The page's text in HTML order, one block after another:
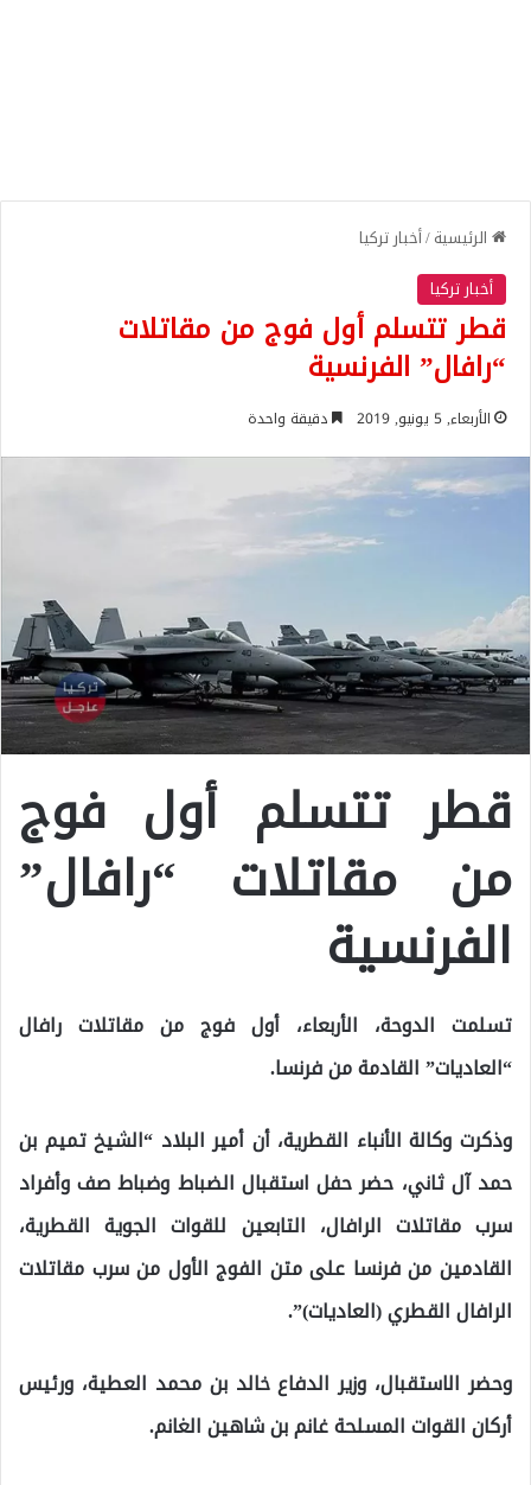
الرئيسية/أخبار تركيا
أخبار تركيا
قطر تتسلم أول فوج من مقاتلات
“رافال” الفرنسية
الأربعاء, 5 يونيو, 2019 دقيقة واحدة
قطر تتسلم أول فوج
من مقاتلات “رافال”
الفرنسية
تسلمت الدوحة، الأربعاء، أول فوج من مقاتلات رافال
“العاديات” القادمة من فرنسا.
وذكرت وكالة الأنباء القطرية، أن أمير البلاد “الشيخ تميم بن
حمد آل ثاني، حضر حفل استقبال الضباط وضباط صف وأفراد
سرب مقاتلات الرافال، التابعين للقوات الجوية القطرية،
القادمين من فرنسا على متن الفوج الأول من سرب مقاتلات
الرافال القطري (العاديات)”.
وحضر الاستقبال، وزير الدفاع خالد بن محمد العطية، ورئيس
أركان القوات المسلحة غانم بن شاهين الغانم.